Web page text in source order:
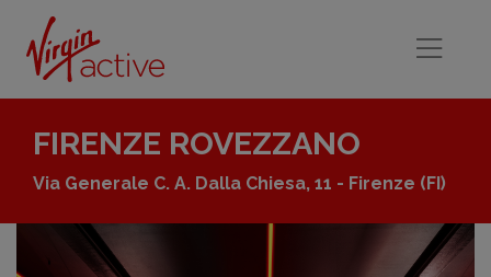
FIRENZE ROVEZZANO
Via Generale C. A. Dalla Chiesa, 11 - Firenze (FI)